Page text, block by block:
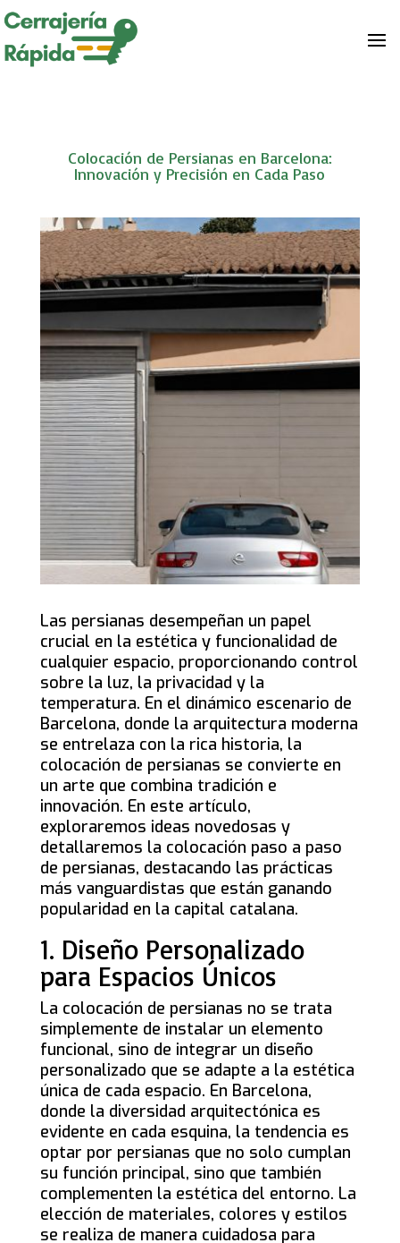
Colocación de Persianas en Barcelona:
Innovación y Precisión en Cada Paso
Las persianas desempeñan un papel
crucial en la estética y funcionalidad de
cualquier espacio, proporcionando control
sobre la luz, la privacidad y la
temperatura. En el dinámico escenario de
Barcelona, donde la arquitectura moderna
se entrelaza con la rica historia, la
colocación de persianas se convierte en
un arte que combina tradición e
innovación. En este artículo,
exploraremos ideas novedosas y
detallaremos la colocación paso a paso
de persianas, destacando las prácticas
más vanguardistas que están ganando
popularidad en la capital catalana.
1. Diseño Personalizado
para Espacios Únicos
La colocación de persianas no se trata
simplemente de instalar un elemento
funcional, sino de integrar un diseño
personalizado que se adapte a la estética
única de cada espacio. En Barcelona,
donde la diversidad arquitectónica es
evidente en cada esquina, la tendencia es
optar por persianas que no solo cumplan
su función principal, sino que también
complementen la estética del entorno. La
elección de materiales, colores y estilos
se realiza de manera cuidadosa para